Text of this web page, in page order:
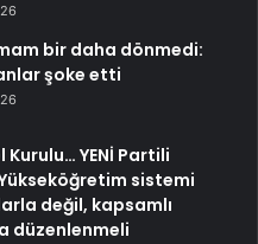
bir daha dönmedi:
şoke etti
Kurulu… YENİ Partili
sistemi
değil, kapsamlı
düzenlenmeli